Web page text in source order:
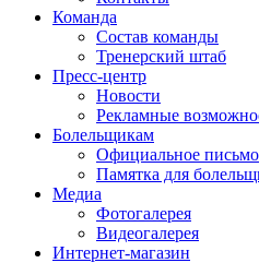
Команда
Состав команды
Тренерский штаб
Пресс-центр
Новости
Рекламные
Болельщикам
Официальное письмо
Памятка для
Медиа
Фотогалерея
Видеогалерея
Интернет-магазин